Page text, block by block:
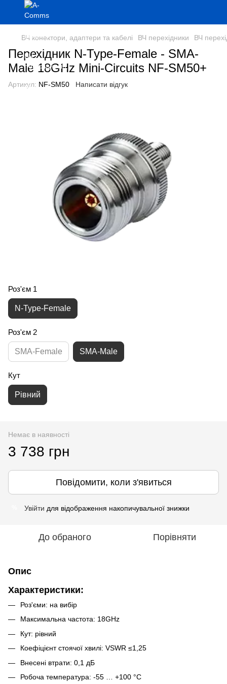
ВЧ конектори, адаптери та кабелі ВЧ перехідники ВЧ
Перехідник N-Type-Female - SMA-
Male 18GHz Mini-Circuits NF-SM50+
Артикул: NF-SM50 Написати відгук
Роз'єм 1
N-Type-Female
Роз'єм 2
SMA-Female SMA-Male
Кут
Рівний
Немає в наявності
3 738 грн
Повідомити, коли з'явиться
Увійти для відображення накопичувальної знижки
До обраного Порівняти
Опис
Характеристики:
Роз'єми: на вибір
Максимальна частота: 18GHz
Кут: рівний
Коефіцієнт стоячої хвилі: VSWR ≤1,25
Внесені втрати: 0,1 дБ
Робоча температура: -55 … +100 °C